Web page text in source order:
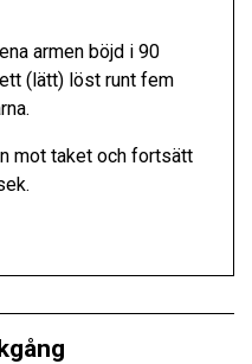
armen böjd i 90
(lätt) löst runt fem
mot taket och fortsätt